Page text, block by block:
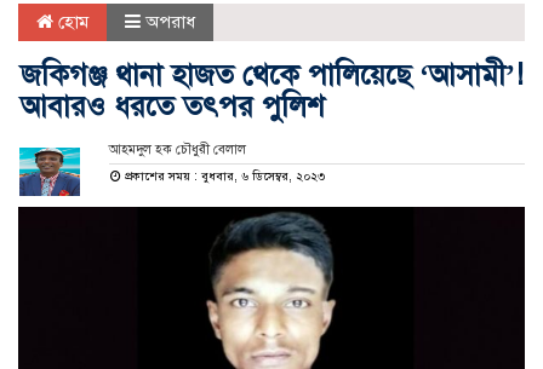
হোম অপরাধ
জকিগঞ্জ থানা হাজত থেকে পালিয়েছে ‘আসামী’!
আবারও ধরতে তৎপর পুলিশ
আহমদুল হক চৌধুরী বেলাল
প্রকাশের সময় : বুধবার, ৬ ডিসেম্বর, ২০২৩